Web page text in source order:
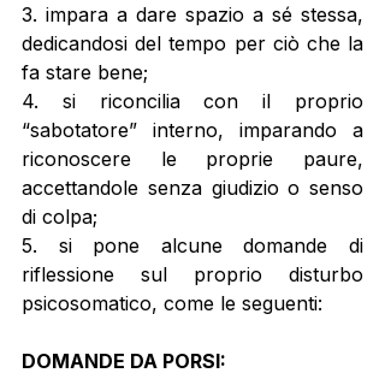
3. impara a dare spazio a sé stessa,
dedicandosi del tempo per ciò che la
fa stare bene;
4. si riconcilia con il proprio
“sabotatore” interno, imparando a
riconoscere le proprie paure,
accettandole senza giudizio o senso
di colpa;
5. si pone alcune domande di
riflessione sul proprio disturbo
psicosomatico, come le seguenti:
DOMANDE DA PORSI: